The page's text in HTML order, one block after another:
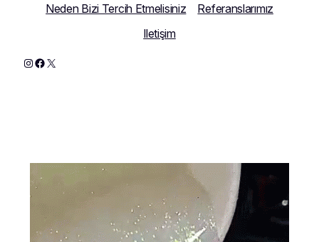
Neden Bizi Tercih Etmelisiniz
Referanslarımız
Iletişim
Instagram
Facebook
X